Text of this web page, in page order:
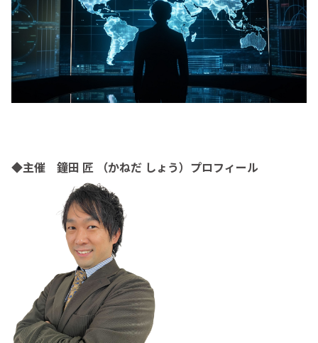
◆主催 鐘田 匠 （かねだ しょう）プロフィール